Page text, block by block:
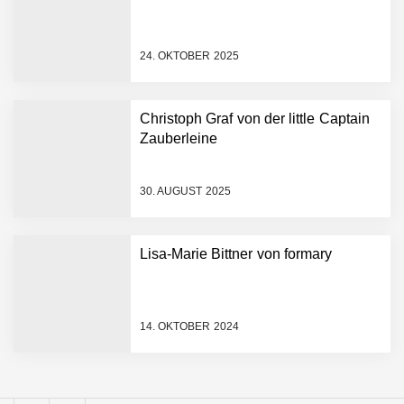
24. OKTOBER 2025
Christoph Graf von der little Captain
Zauberleine
30. AUGUST 2025
Lisa-Marie Bittner von formary
14. OKTOBER 2024
FiniteNow ermöglicht
Entwicklungsprozesse
Pyck im Employer Portrait